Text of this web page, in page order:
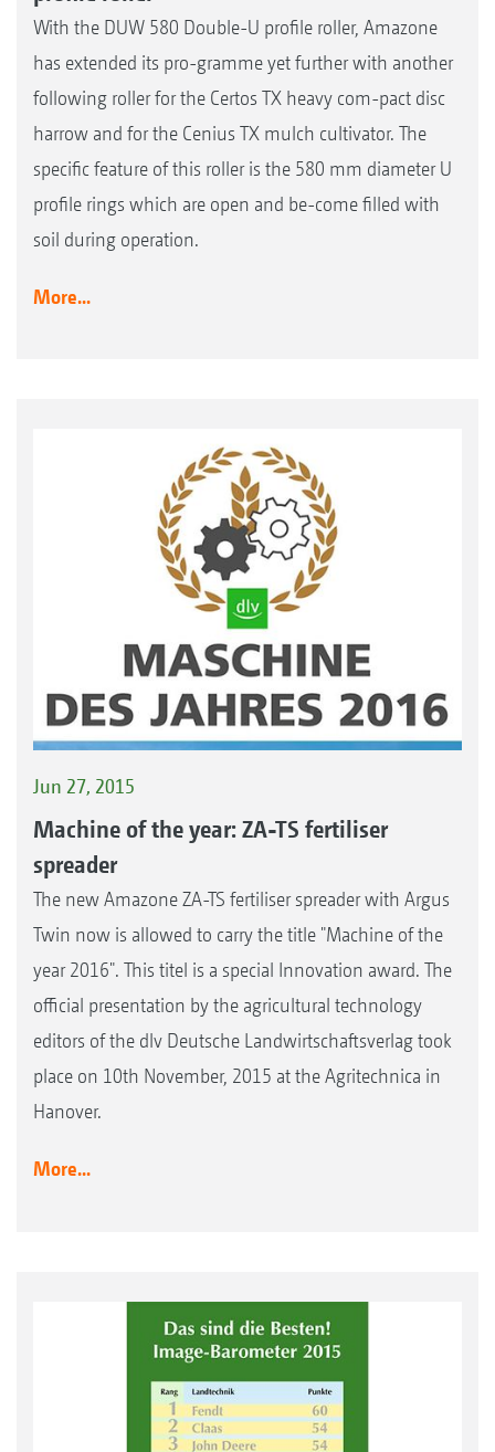
With the DUW 580 Double-U profile roller, Amazone
has extended its pro-gramme yet further with another
following roller for the Certos TX heavy com-pact disc
harrow and for the Cenius TX mulch cultivator. The
specific feature of this roller is the 580 mm diameter U
profile rings which are open and be-come filled with
soil during operation.
More...
Jun 27, 2015
Machine of the year: ZA-TS fertiliser
spreader
The new Amazone ZA-TS fertiliser spreader with Argus
Twin now is allowed to carry the title "Machine of the
year 2016". This titel is a special Innovation award. The
official presentation by the agricultural technology
editors of the dlv Deutsche Landwirtschaftsverlag took
place on 10th November, 2015 at the Agritechnica in
Hanover.
More...